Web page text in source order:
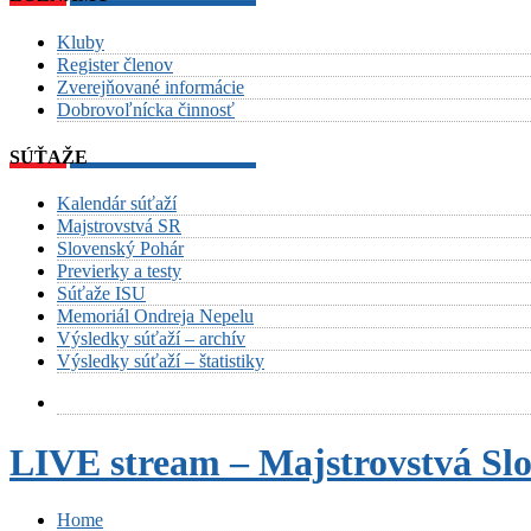
Kluby
Register členov
Zverejňované informácie
Dobrovoľnícka činnosť
SÚŤAŽE
Kalendár súťaží
Majstrovstvá SR
Slovenský Pohár
Previerky a testy
Súťaže ISU
Memoriál Ondreja Nepelu
Výsledky súťaží – archív
Výsledky súťaží – štatistiky
LIVE stream – Majstrovstvá
Home